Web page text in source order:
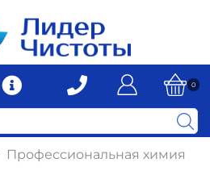
0
Профессиональная химия